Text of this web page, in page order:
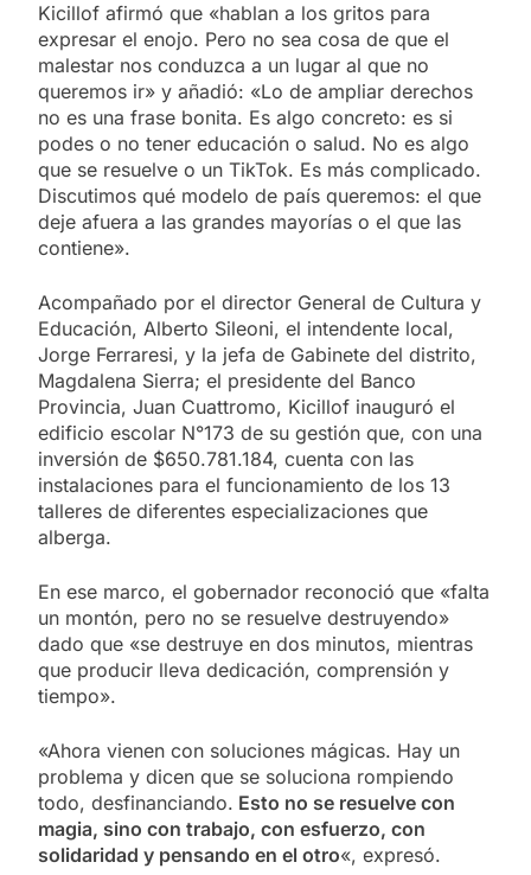
Kicillof afirmó que «hablan a los gritos para
expresar el enojo. Pero no sea cosa de que el
malestar nos conduzca a un lugar al que no
queremos ir» y añadió: «Lo de ampliar derechos
no es una frase bonita. Es algo concreto: es si
podes o no tener educación o salud. No es algo
que se resuelve o un TikTok. Es más complicado.
Discutimos qué modelo de país queremos: el que
deje afuera a las grandes mayorías o el que las
contiene».
Acompañado por el director General de Cultura y
Educación, Alberto Sileoni, el intendente local,
Jorge Ferraresi, y la jefa de Gabinete del distrito,
Magdalena Sierra; el presidente del Banco
Provincia, Juan Cuattromo, Kicillof inauguró el
edificio escolar N°173 de su gestión que, con una
inversión de $650.781.184, cuenta con las
instalaciones para el funcionamiento de los 13
talleres de diferentes especializaciones que
alberga.
En ese marco, el gobernador reconoció que «falta
un montón, pero no se resuelve destruyendo»
dado que «se destruye en dos minutos, mientras
que producir lleva dedicación, comprensión y
tiempo».
«Ahora vienen con soluciones mágicas. Hay un
problema y dicen que se soluciona rompiendo
todo, desfinanciando. Esto no se resuelve con
magia, sino con trabajo, con esfuerzo, con
solidaridad y pensando en el otro«, expresó.